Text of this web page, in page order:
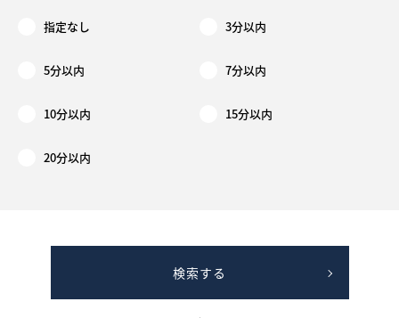
指定なし 3分以内
5分以内 7分以内
10分以内 15分以内
20分以内
検索する